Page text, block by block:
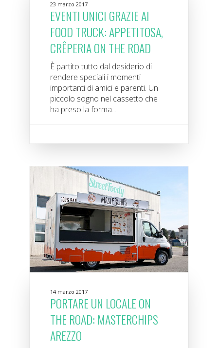
23 marzo 2017
EVENTI UNICI GRAZIE AI
FOOD TRUCK: APPETITOSA,
CRÊPERIA ON THE ROAD
È partito tutto dal desiderio di
rendere speciali i momenti
importanti di amici e parenti. Un
piccolo sogno nel cassetto che
ha preso la forma...
14 marzo 2017
PORTARE UN LOCALE ON
THE ROAD: MASTERCHIPS
AREZZO